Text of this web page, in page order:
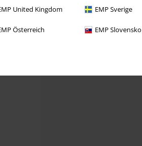
United Kingdom EMP Sverige
Österreich EMP Slovensko